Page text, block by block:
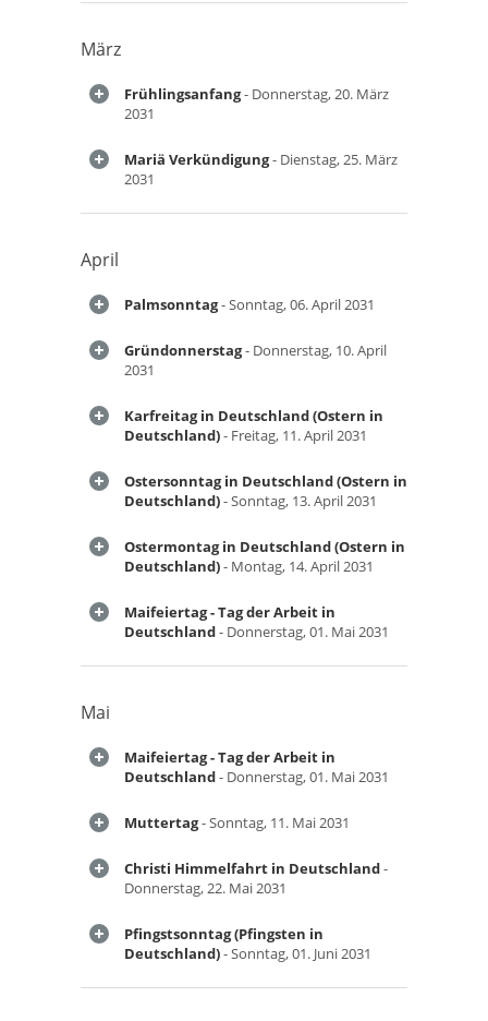
März
Frühlingsanfang- Donnerstag, 20. März
2031
Mariä Verkündigung- Dienstag, 25. März
2031
April
Palmsonntag- Sonntag, 06. April 2031
Gründonnerstag- Donnerstag, 10. April
2031
Karfreitag in Deutschland (Ostern in
Deutschland)- Freitag, 11. April 2031
Ostersonntag in Deutschland (Ostern in
Deutschland)- Sonntag, 13. April 2031
Ostermontag in Deutschland (Ostern in
Deutschland)- Montag, 14. April 2031
Maifeiertag - Tag der Arbeit in
Deutschland- Donnerstag, 01. Mai 2031
Mai
Maifeiertag - Tag der Arbeit in
Deutschland- Donnerstag, 01. Mai 2031
Muttertag- Sonntag, 11. Mai 2031
Christi Himmelfahrt in Deutschland-
Donnerstag, 22. Mai 2031
Pfingstsonntag (Pfingsten in
Deutschland)- Sonntag, 01. Juni 2031